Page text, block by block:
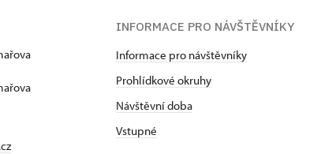
INFORMACE PRO NÁVŠTĚVNÍKY
Informace pro návštěvníky
Prohlídkové okruhy
Návštěvní doba
Vstupné